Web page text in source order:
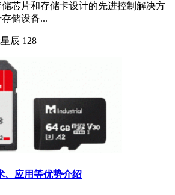
芯片和存储卡设计的先进控制解决方
储设备...
辰 128
、应用等优势介绍